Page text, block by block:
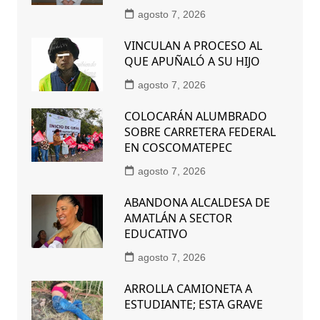
agosto 7, 2026
VINCULAN A PROCESO AL
QUE APUÑALÓ A SU HIJO
agosto 7, 2026
COLOCARÁN ALUMBRADO
SOBRE CARRETERA FEDERAL
EN COSCOMATEPEC
agosto 7, 2026
ABANDONA ALCALDESA DE
AMATLÁN A SECTOR
EDUCATIVO
agosto 7, 2026
ARROLLA CAMIONETA A
ESTUDIANTE; ESTA GRAVE